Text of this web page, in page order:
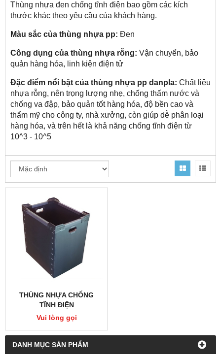
DANH MỤC SẢN PHẨM
Thùng nhựa đen chống tĩnh điện bao gồm các kích
thước khác theo yêu cầu của khách hàng.
Màu sắc của thùng nhựa pp: Đen
Công dụng của thùng nhựa rỗng: Vận chuyển, bảo
quản hàng hóa, linh kiện điện tử
Đặc điểm nổi bật của thùng nhựa pp danpla: Chất liệu
nhựa rỗng, nên trọng lượng nhẹ, chống thấm nước và
chống va đập, bảo quản tốt hàng hóa, độ bền cao và
thẩm mỹ cho công ty, nhà xưởng, còn giúp dễ phân loại
hàng hóa, và trên hết là khả năng chống tĩnh điện từ
10^3 - 10^5
THÙNG NHỰA CHỐNG
TĨNH ĐIỆN
Vui lòng gọi